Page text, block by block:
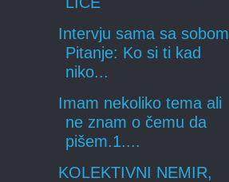
Intervju sama sa sobom
Pitanje: Ko si ti kad
niko...
Imam nekoliko tema ali
ne znam o čemu da
pišem.1....
KOLEKTIVNI NEMIR,